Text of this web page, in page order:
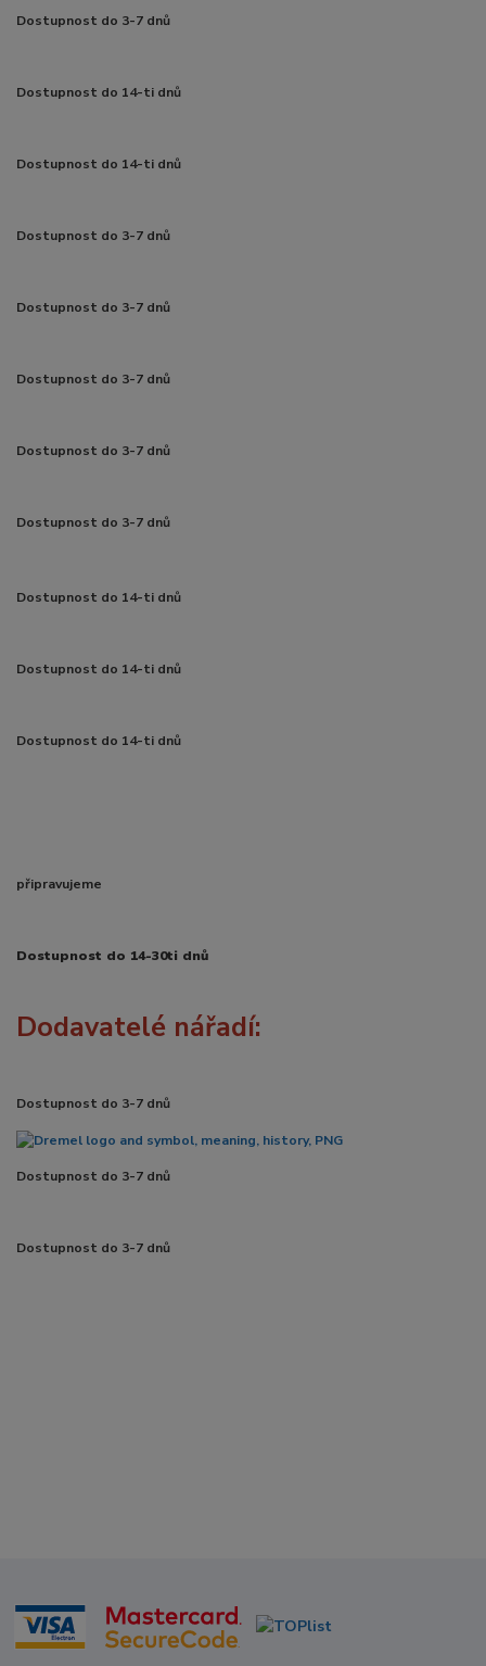
Dostupnost do 3-7 dnů
Dostupnost do 14-ti dnů
Dostupnost do 14-ti dnů
Dostupnost do 3-7 dnů
Dostupnost do 3-7 dnů
Dostupnost do 3-7 dnů
Dostupnost do 3-7 dnů
Dostupnost do 3-7 dnů
Dostupnost do 14-ti dnů
Dostupnost do 14-ti dnů
Dostupnost do 14-ti dnů
připravujeme
Dostupnost do 14-30ti dnů
Dodavatelé nářadí:
Dostupnost do 3-7 dnů
Dostupnost do 3-7 dnů
Dostupnost do 3-7 dnů